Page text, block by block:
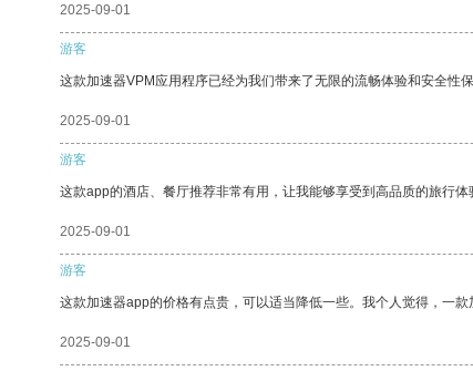
2025-09-01
游客
这款加速器VPM应用程序已经为我们带来了无限的流畅体验和安全性保
2025-09-01
游客
这款app的酒店、餐厅推荐非常有用，让我能够享受到高品质的旅行体
2025-09-01
游客
这款加速器app的价格有点贵，可以适当降低一些。我个人觉得，一
2025-09-01